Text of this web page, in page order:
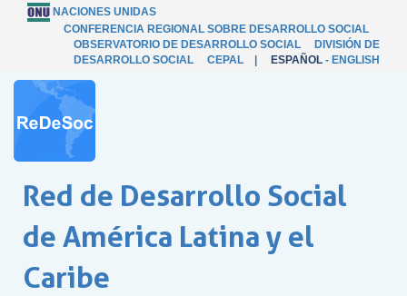
NACIONES UNIDAS
CONFERENCIA REGIONAL SOBRE DESARROLLO SOCIAL
OBSERVATORIO DE DESARROLLO SOCIAL
DIVISIÓN DE
DESARROLLO SOCIAL
CEPAL ESPAÑOL - ENGLISH
Red de Desarrollo Social
de América Latina y el
Caribe